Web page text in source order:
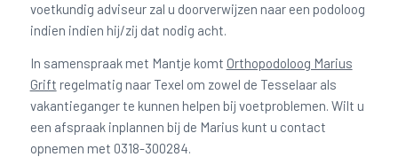
voetkundig adviseur zal u doorverwijzen naar een podoloog
indien indien hij/zij dat nodig acht.
In samenspraak met Mantje komt Orthopodoloog Marius
Grift regelmatig naar Texel om zowel de Tesselaar als
vakantieganger te kunnen helpen bij voetproblemen. Wilt u
een afspraak inplannen bij de Marius kunt u contact
opnemen met 0318-300284.